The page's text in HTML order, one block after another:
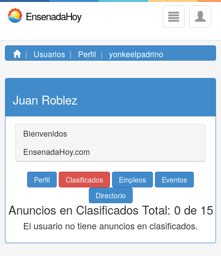
EnsenadaHoy
Usuarios Perfil yonkeelpadrino
Juan Roblez
Bienvenidos
EnsenadaHoy.com
Perfil Clasificados Empleos
Eventos
Directorio
Anuncios en Clasificados Total: 0 de 15
El usuario no tiene anuncios en clasificados.